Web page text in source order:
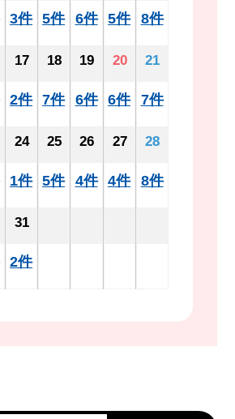
3件 5件 6件 5件 8件
17
2件
18
7件
19
6件
20
6件
21
7件
24
1件
25
5件
26
4件
27
4件
28
8件
31
2件